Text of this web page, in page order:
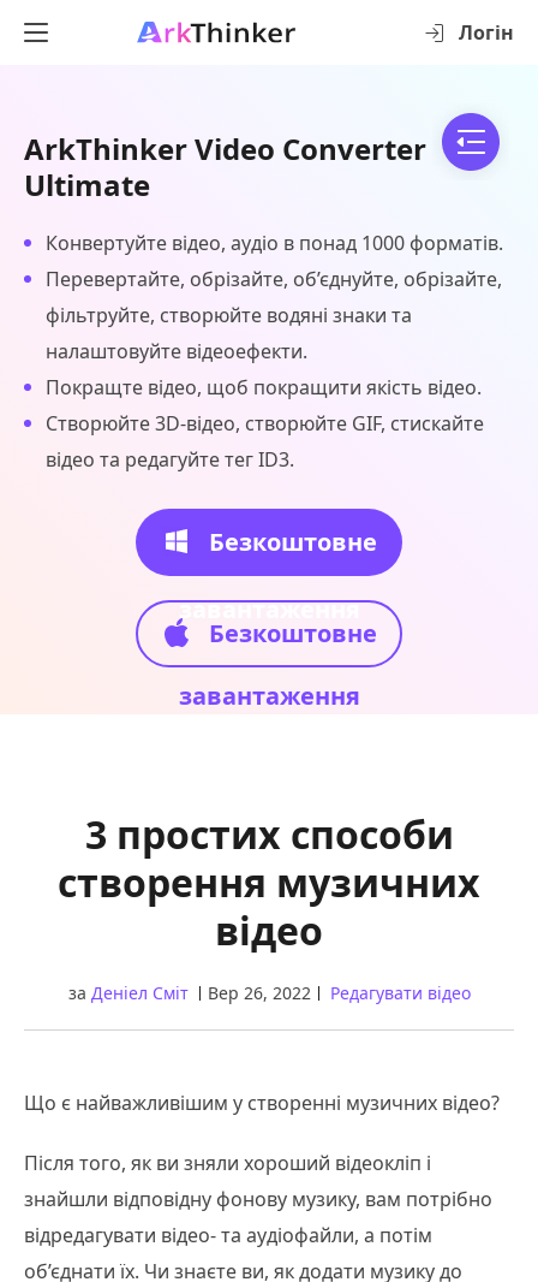
Логін
ArkThinker Video Converter
Ultimate
Конвертуйте відео, аудіо в понад 1000 форматів.
Перевертайте, обрізайте, об’єднуйте, обрізайте,
фільтруйте, створюйте водяні знаки та
налаштовуйте відеоефекти.
Покращте відео, щоб покращити якість відео.
Створюйте 3D-відео, створюйте GIF, стискайте
відео та редагуйте тег ID3.
Безкоштовне
завантаження
Безкоштовне
завантаження
3 простих способи
створення музичних
відео
за Деніел Сміт Вер 26, 2022 Редагувати відео
Що є найважливішим у створенні музичних відео?
Після того, як ви зняли хороший відеокліп і
знайшли відповідну фонову музику, вам потрібно
відредагувати відео- та аудіофайли, а потім
об’єднати їх. Чи знаєте ви, як додати музику до